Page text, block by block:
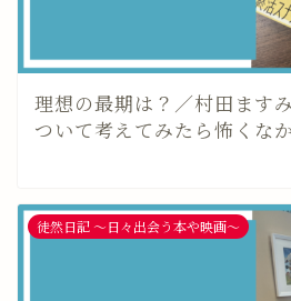
理想の最期は？／村田ます
ついて考えてみたら怖くなか
徒然日記 〜日々出会う本や映画〜